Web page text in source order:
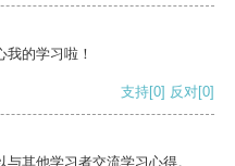
的学习啦！
支持[0] 反对[0]
其他学习者交流学习心得。